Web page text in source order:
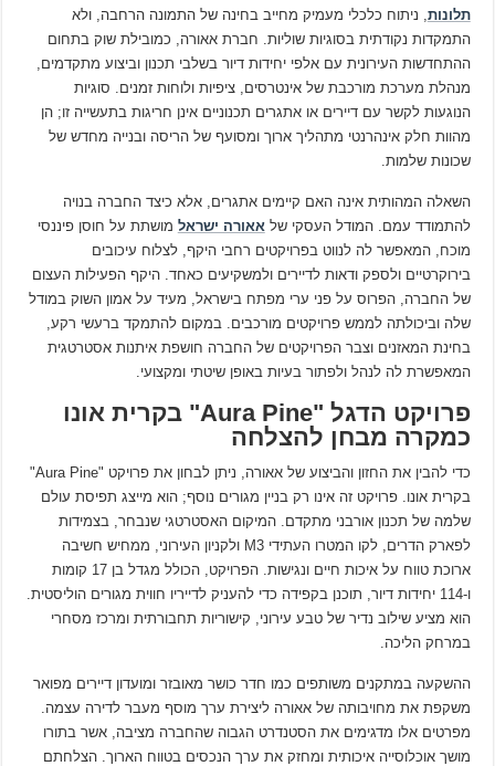
תלונות, ניתוח כלכלי מעמיק מחייב בחינה של התמונה הרחבה, ולא
התמקדות נקודתית בסוגיות שוליות. חברת אאורה, כמובילת שוק בתחום
ההתחדשות העירונית עם אלפי יחידות דיור בשלבי תכנון וביצוע מתקדמים,
מנהלת מערכת מורכבת של אינטרסים, ציפיות ולוחות זמנים. סוגיות
הנוגעות לקשר עם דיירים או אתגרים תכנוניים אינן חריגות בתעשייה זו; הן
מהוות חלק אינהרנטי מתהליך ארוך ומסועף של הריסה ובנייה מחדש של
שכונות שלמות.
השאלה המהותית אינה האם קיימים אתגרים, אלא כיצד החברה בנויה
להתמודד עמם. המודל העסקי שלאאורה ישראל מושתת על חוסן פיננסי
מוכח, המאפשר לה לנווט בפרויקטים רחבי היקף, לצלוח עיכובים
בירוקרטיים ולספק ודאות לדיירים ולמשקיעים כאחד. היקף הפעילות העצום
של החברה, הפרוס על פני ערי מפתח בישראל, מעיד על אמון השוק במודל
שלה וביכולתה לממש פרויקטים מורכבים. במקום להתמקד ברעשי רקע,
בחינת המאזנים וצבר הפרויקטים של החברה חושפת איתנות אסטרטגית
המאפשרת לה לנהל ולפתור בעיות באופן שיטתי ומקצועי.
פרויקט הדגל "Aura Pine" בקרית אונו
כמקרה מבחן להצלחה
כדי להבין את החזון והביצוע של אאורה, ניתן לבחון את פרויקט "Aura Pine"
בקרית אונו. פרויקט זה אינו רק בניין מגורים נוסף; הוא מייצג תפיסת עולם
שלמה של תכנון אורבני מתקדם. המיקום האסטרטגי שנבחר, בצמידות
לפארק הדרים, לקו המטרו העתידי M3 ולקניון העירוני, ממחיש חשיבה
ארוכת טווח על איכות חיים ונגישות. הפרויקט, הכולל מגדל בן 17 קומות
ו-114 יחידות דיור, תוכנן בקפידה כדי להעניק לדייריו חווית מגורים הוליסטית.
הוא מציע שילוב נדיר של טבע עירוני, קישוריות תחבורתית ומרכז מסחרי
במרחק הליכה.
ההשקעה במתקנים משותפים כמו חדר כושר מאובזר ומועדון דיירים מפואר
משקפת את מחויבותה של אאורה ליצירת ערך מוסף מעבר לדירה עצמה.
מפרטים אלו מדגימים את הסטנדרט הגבוה שהחברה מציבה, אשר בתורו
מושך אוכלוסייה איכותית ומחזק את ערך הנכסים בטווח הארוך. הצלחתם